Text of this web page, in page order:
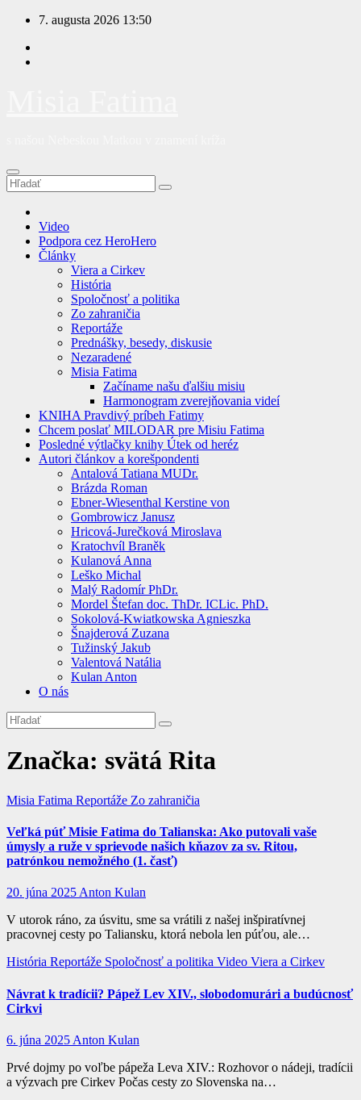
Prejsť
obsah
7. augusta 2026 13:50
Video
Podpora cez HeroHero
Články
Viera a Cirkev
História
Spoločnosť a politika
Zo zahraničia
Reportáže
Prednášky, besedy, diskusie
Nezaradené
Misia Fatima
Začíname našu ďalšiu misiu
Harmonogram zverejňovania videí
KNIHA Pravdivý príbeh Fatimy
Chcem poslať MILODAR pre Misiu Fatima
Posledné výtlačky knihy Útek od heréz
Autori článkov a korešpondenti
Antalová Tatiana MUDr.
Brázda Roman
Ebner-Wiesenthal Kerstine von
Gombrowicz Janusz
Hricová-Jurečková Miroslava
Kratochvíl Braněk
Kulanová Anna
Leško Michal
Malý Radomír PhDr.
Mordel Štefan doc. ThDr. ICLic. PhD.
Sokolová-Kwiatkowska Agnieszka
Šnajderová Zuzana
Tužinský Jakub
Valentová Natália
Kulan Anton
O nás
Značka: svätá Rita
Misia Fatima Reportáže Zo zahraničia
Veľká púť Misie Fatima do Talianska: Ako putovali vaše
úmysly a ruže v sprievode našich kňazov za sv. Ritou,
patrónkou nemožného (1. časť)
20. júna 2025Anton Kulan
V utorok ráno, za úsvitu, sme sa vrátili z našej inšpiratívnej
pracovnej cesty po Taliansku, ktorá nebola len púťou, ale…
História Reportáže Spoločnosť a politika Video Viera a Cirkev
Návrat k tradícii? Pápež Lev XIV., slobodomurári a budúcnosť
Cirkvi
6. júna 2025 Anton Kulan
Prvé dojmy po voľbe pápeža Leva XIV.: Rozhovor o nádeji, tradícii
a výzvach pre Cirkev Počas cesty zo Slovenska na…